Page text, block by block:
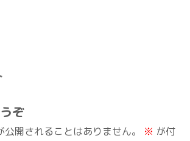
ぞ
開されることはありません。 ※ が付